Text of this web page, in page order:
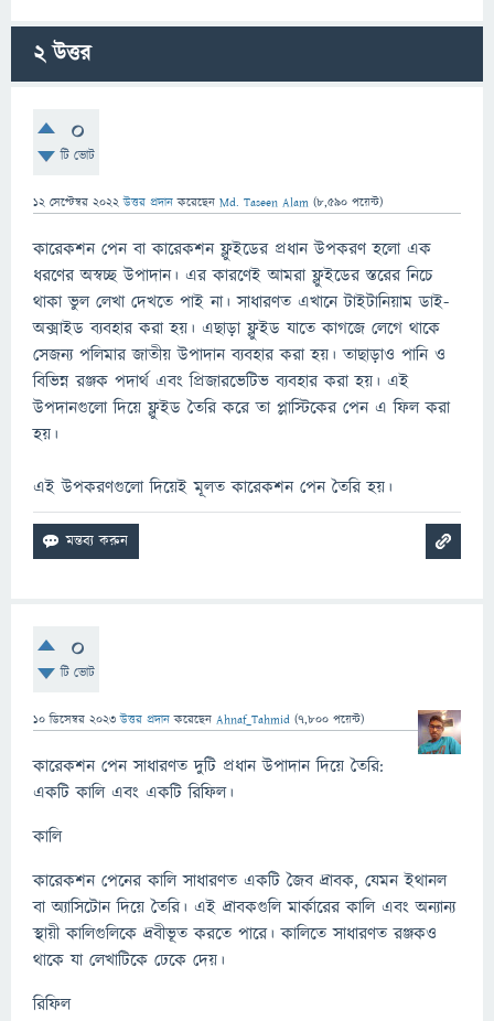
2উত্তর
0
টি ভোট
12 সেপ্টেম্বর 2022 উত্তর প্রদান করেছেন Md. Taseen Alam (8,590 পয়েন্ট)
কারেকশন পেন বা কারেকশন ফ্লুইডের প্রধান উপকরণ হলো এক
ধরণের অস্বচ্ছ উপাদান। এর কারণেই আমরা ফ্লুইডের স্তরের নিচে
থাকা ভুল লেখা দেখতে পাই না। সাধারণত এখানে টাইটানিয়াম ডাই-
অক্সাইড ব্যবহার করা হয়। এছাড়া ফ্লুইড যাতে কাগজে লেগে থাকে
সেজন্য পলিমার জাতীয় উপাদান ব্যবহার করা হয়। তাছাড়াও পানি ও
বিভিন্ন রঞ্জক পদার্থ এবং প্রিজারভেটিভ ব্যবহার করা হয়। এই
উপদানগুলো দিয়ে ফ্লুইড তৈরি করে তা প্লাস্টিকের পেন এ ফিল করা
হয়।
এই উপকরণগুলো দিয়েই মূলত কারেকশন পেন তৈরি হয়।
0
টি ভোট
10 ডিসেম্বর 2023 উত্তর প্রদান করেছেন Ahnaf_Tahmid (7,800 পয়েন্ট)
কারেকশন পেন সাধারণত দুটি প্রধান উপাদান দিয়ে তৈরি:
একটি কালি এবং একটি রিফিল।
কালি
কারেকশন পেনের কালি সাধারণত একটি জৈব দ্রাবক, যেমন ইথানল
বা অ্যাসিটোন দিয়ে তৈরি। এই দ্রাবকগুলি মার্কারের কালি এবং অন্যান্য
স্থায়ী কালিগুলিকে দ্রবীভূত করতে পারে। কালিতে সাধারণত রঞ্জকও
থাকে যা লেখাটিকে ঢেকে দেয়।
রিফিল